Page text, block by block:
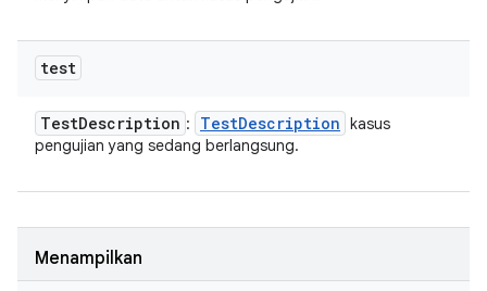
test
TestDescription : TestDescription kasus
pengujian yang sedang berlangsung.
Menampilkan